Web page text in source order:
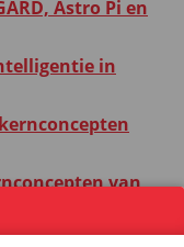
Astro Pi en
in
van